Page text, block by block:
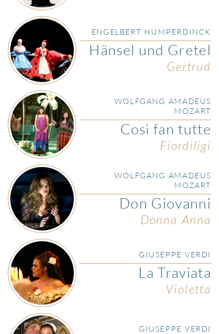
ENGELBERT HUMPERDINCK
Hänsel und Gretel
Gertrud
WOLFGANG AMADEUS
MOZART
Così fan tutte
Fiordiligi
WOLFGANG AMADEUS
MOZART
Don Giovanni
Donna Anna
GIUSEPPE VERDI
La Traviata
Violetta
GIUSEPPE VERDI